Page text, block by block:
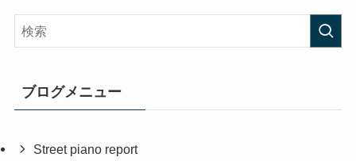
ブログメニュー
Street piano report